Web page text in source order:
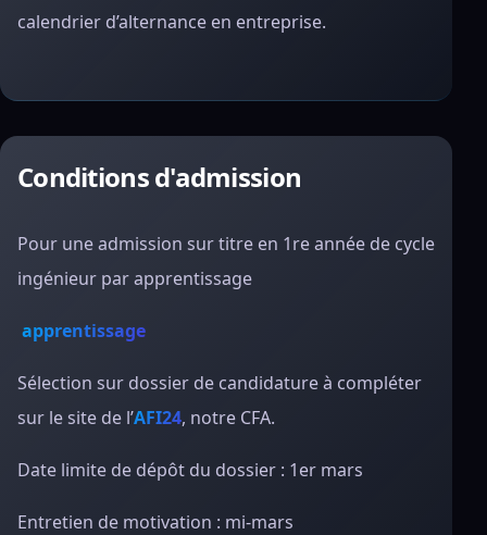
calendrier d’alternance en entreprise.
Conditions d'admission
Pour une admission sur titre en 1re année de cycle
ingénieur par apprentissage
apprentissage
Sélection sur dossier de candidature à compléter
sur le site de l’AFI24, notre CFA.
Date limite de dépôt du dossier : 1er mars
Entretien de motivation : mi-mars